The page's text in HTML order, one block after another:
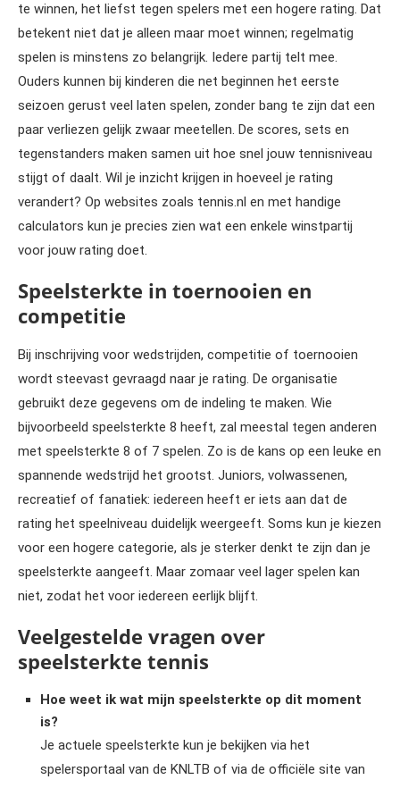
te winnen, het liefst tegen spelers met een hogere rating. Dat
betekent niet dat je alleen maar moet winnen; regelmatig
spelen is minstens zo belangrijk. Iedere partij telt mee.
Ouders kunnen bij kinderen die net beginnen het eerste
seizoen gerust veel laten spelen, zonder bang te zijn dat een
paar verliezen gelijk zwaar meetellen. De scores, sets en
tegenstanders maken samen uit hoe snel jouw tennisniveau
stijgt of daalt. Wil je inzicht krijgen in hoeveel je rating
verandert? Op websites zoals tennis.nl en met handige
calculators kun je precies zien wat een enkele winstpartij
voor jouw rating doet.
Speelsterkte in toernooien en
competitie
Bij inschrijving voor wedstrijden, competitie of toernooien
wordt steevast gevraagd naar je rating. De organisatie
gebruikt deze gegevens om de indeling te maken. Wie
bijvoorbeeld speelsterkte 8 heeft, zal meestal tegen anderen
met speelsterkte 8 of 7 spelen. Zo is de kans op een leuke en
spannende wedstrijd het grootst. Juniors, volwassenen,
recreatief of fanatiek: iedereen heeft er iets aan dat de
rating het speelniveau duidelijk weergeeft. Soms kun je kiezen
voor een hogere categorie, als je sterker denkt te zijn dan je
speelsterkte aangeeft. Maar zomaar veel lager spelen kan
niet, zodat het voor iedereen eerlijk blijft.
Veelgestelde vragen over
speelsterkte tennis
Hoe weet ik wat mijn speelsterkte op dit moment
is?
Je actuele speelsterkte kun je bekijken via het
spelersportaal van de KNLTB of via de officiële site van